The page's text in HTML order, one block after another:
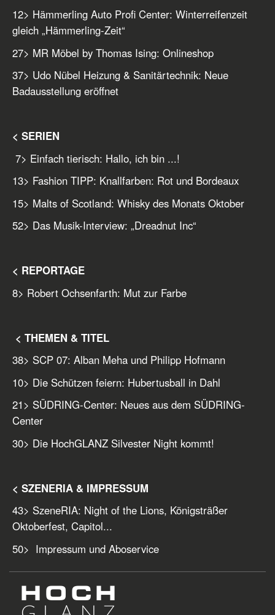
12> Hämmerling Auto Profi Center: Winterreifenzeit
gleich „Hämmerling-Zeit“
27> MR Möbel by Thomas Ising: Onlineshop
37> Udo Nübel Heizung & Sanitärtechnik: Neue
Badausstellung eröffnet
< SERIEN
7> Einfach tierisch: Hallo, ich bin ...!
13> Fashion TIPP: Knallfarben: Rot und Bordeaux
15> Malts of Scotland: Whisky des Monats Oktober
52> Das Musik-Interview: „Dreadnut Inc“
< REPORTAGE
8> Robert Ochsenfarth: Mut zur Farbe
< THEMEN & TITEL
38> SCP 07: Alban Meha und Philipp Hofmann
10> Die Schützen feiern: Hubertusball in Dahl
21 > SÜDRING-Center: Neues aus dem SÜDRING-
Center
30> Die HochGLANZ Silvester Night kommt!
< SZENERIA & IMPRESSUM
43> SzeneRIA: Night of the Lions, Königsträßer
Oktoberfest, Capitol...
50> Impressum und Aboservice